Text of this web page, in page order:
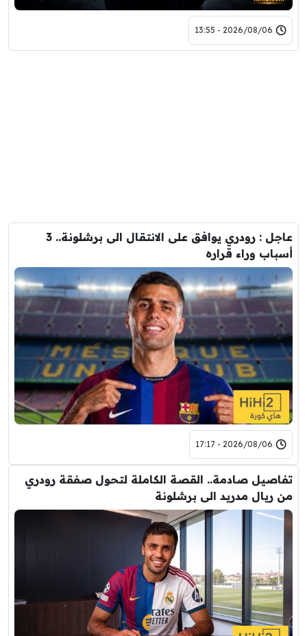
2026/08/06 - 13:55
عاجل : رودري يوافق على الانتقال الى برشلونة.. 3
أسباب وراء قراره
2026/08/06 - 17:17
تفاصيل صادمة.. القصة الكاملة لتحول صفقة رودري
من ريال مدريد الى برشلونة